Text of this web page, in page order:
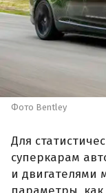
Фото Bentley
Для
суперкарам
и двигателями